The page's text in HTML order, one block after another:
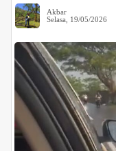
Akbar
Selasa, 19/05/2026